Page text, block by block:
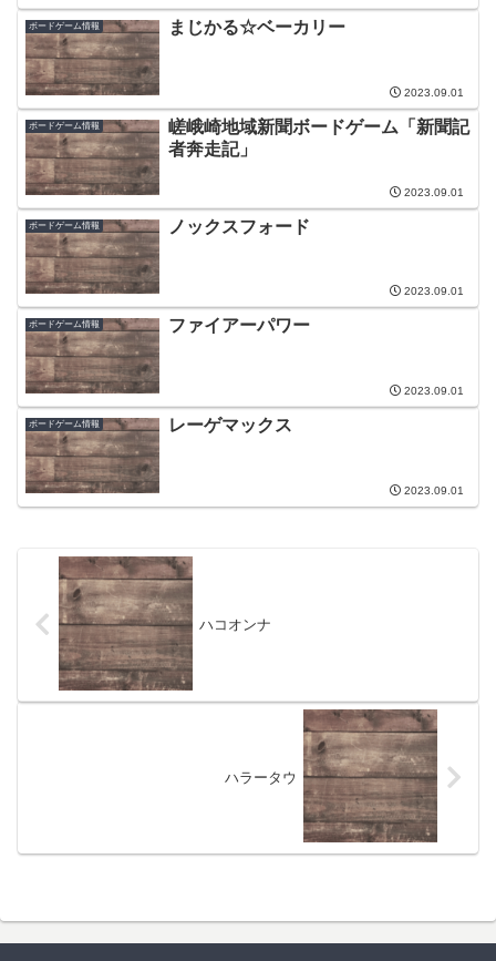
ボードゲーム情報 まじかる☆ベーカリー
2023.09.01
ボードゲーム情報
嵯峨崎地域新聞ボードゲーム「新聞記
者奔走記」
2023.09.01
ボードゲーム情報 ノックスフォード
2023.09.01
ボードゲーム情報 ファイアーパワー
2023.09.01
ボードゲーム情報 レーゲマックス
2023.09.01
ハコオンナ
ハラータウ